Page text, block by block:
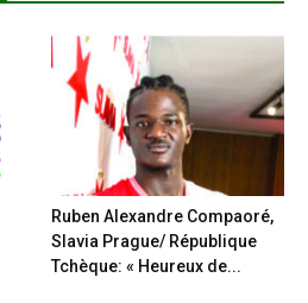
Ruben Alexandre Compaoré,
Slavia Prague/ République
Tchèque: « Heureux de...